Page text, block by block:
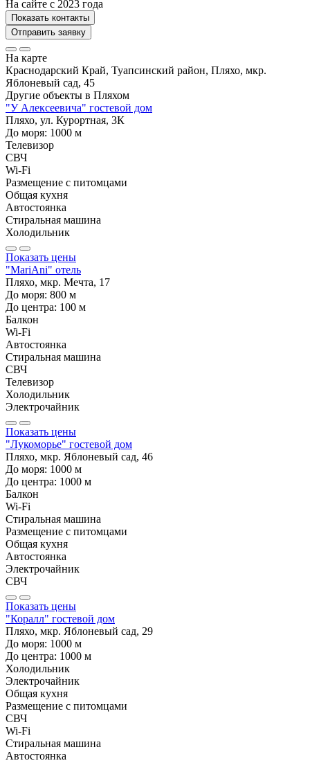
На сайте с 2023 года
Показать контакты
Отправить заявку
На карте
Краснодарский Край, Туапсинский район, Пляхо, мкр.
Яблоневый сад, 45
Другие объекты в Пляхом
"У Алексеевича" гостевой дом
Пляхо, ул. Курортная, 3К
До моря: 1000 м
Телевизор
СВЧ
Wi-Fi
Размещение с питомцами
Общая кухня
Автостоянка
Стиральная машина
Холодильник
Показать цены
"MariAni" отель
Пляхо, мкр. Мечта, 17
До моря: 800 м
До центра: 100 м
Балкон
Wi-Fi
Автостоянка
Стиральная машина
СВЧ
Телевизор
Холодильник
Электрочайник
Показать цены
"Лукоморье" гостевой дом
Пляхо, мкр. Яблоневый сад, 46
До моря: 1000 м
До центра: 1000 м
Балкон
Wi-Fi
Стиральная машина
Размещение с питомцами
Общая кухня
Автостоянка
Электрочайник
СВЧ
Показать цены
"Коралл" гостевой дом
Пляхо, мкр. Яблоневый сад, 29
До моря: 1000 м
До центра: 1000 м
Холодильник
Электрочайник
Общая кухня
Размещение с питомцами
СВЧ
Wi-Fi
Стиральная машина
Автостоянка